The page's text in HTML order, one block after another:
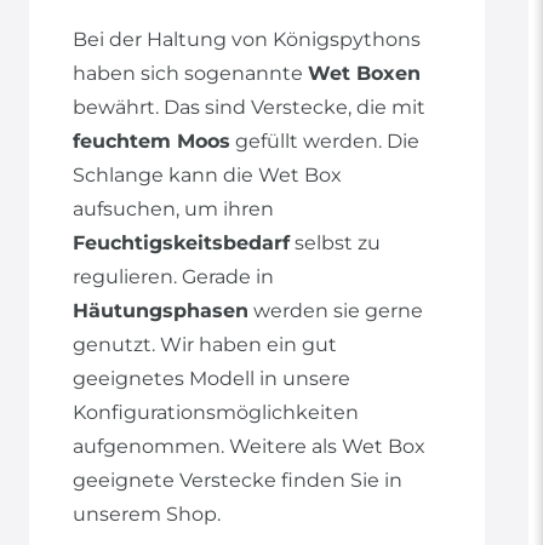
Bei der Haltung von Königspythons
haben sich sogenannte Wet Boxen
bewährt. Das sind Verstecke, die mit
feuchtem Moos gefüllt werden. Die
Schlange kann die Wet Box
aufsuchen, um ihren
Feuchtigskeitsbedarfselbst zu
regulieren. Gerade in
Häutungsphasen werden sie gerne
genutzt. Wir haben ein gut
geeignetes Modell in unsere
Konfigurationsmöglichkeiten
aufgenommen. Weitere als Wet Box
geeignete Verstecke finden Sie in
unserem Shop.